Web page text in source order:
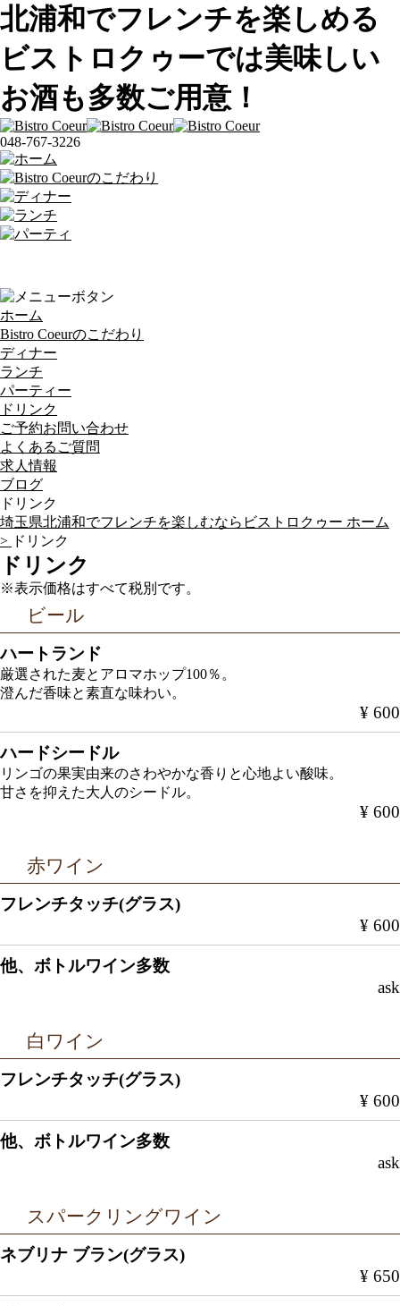
北浦和でフレンチを楽しめる
ビストロクゥーでは美味しい
お酒も多数ご用意！
048-767-3226
ホーム
Bistro Coeurのこだわり
ディナー
ランチ
パーティー
ドリンク
ご予約お問い合わせ
よくあるご質問
求人情報
ブログ
ドリンク
埼玉県北浦和でフレンチを楽しむならビストロクゥー ホーム
> ドリンク
ドリンク
※表示価格はすべて税別です。
ビール
ハートランド
厳選された麦とアロマホップ100％。
澄んだ香味と素直な味わい。
¥ 600
ハードシードル
リンゴの果実由来のさわやかな香りと心地よい酸味。
甘さを抑えた大人のシードル。
¥ 600
赤ワイン
フレンチタッチ(グラス)
¥ 600
他、ボトルワイン多数
ask
白ワイン
フレンチタッチ(グラス)
¥ 600
他、ボトルワイン多数
ask
スパークリングワイン
ネブリナ ブラン(グラス)
¥ 650